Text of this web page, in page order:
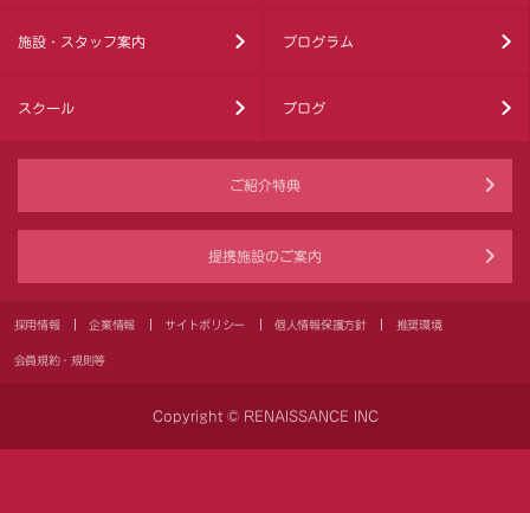
施設・スタッフ案内 プログラム
スクール ブログ
ご紹介特典
提携施設のご案内
採用情報 企業情報 サイトポリシー 個人情報保護方針 推奨環境
会員規約・規則等
Copyright © RENAISSANCE INC